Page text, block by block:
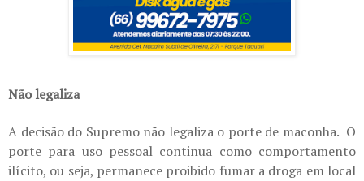
Não legaliza
A decisão do Supremo não legaliza o porte de maconha. O
porte para uso pessoal continua como comportamento
ilícito, ou seja, permanece proibido fumar a droga em local